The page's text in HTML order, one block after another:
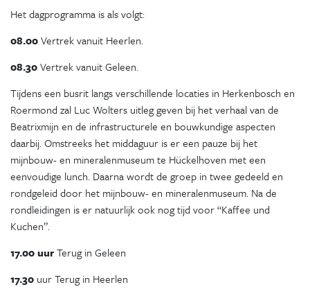
Het dagprogramma is als volgt:
08.00Vertrek vanuit Heerlen.
08.30Vertrek vanuit Geleen.
Tijdens een busrit langs verschillende locaties in Herkenbosch en
Roermond zal Luc Wolters uitleg geven bij het verhaal van de
Beatrixmijn en de infrastructurele en bouwkundige aspecten
daarbij. Omstreeks het middaguur is er een pauze bij het
mijnbouw- en mineralenmuseum te Hückelhoven met een
eenvoudige lunch. Daarna wordt de groep in twee gedeeld en
rondgeleid door het mijnbouw- en mineralenmuseum. Na de
rondleidingen is er natuurlijk ook nog tijd voor “Kaffee und
Kuchen”.
17.00 uurTerug in Geleen
17.30 uur Terug in Heerlen